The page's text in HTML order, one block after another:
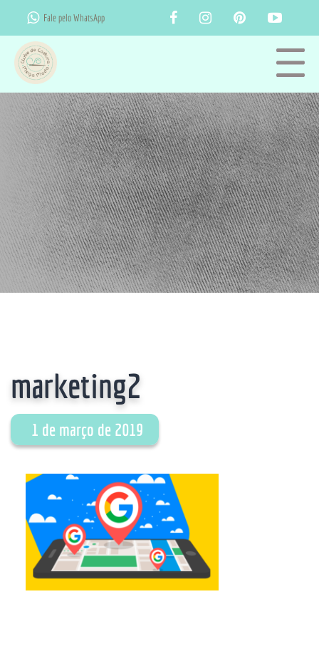
Fale pelo WhatsApp
marketing2
1 de março de 2019